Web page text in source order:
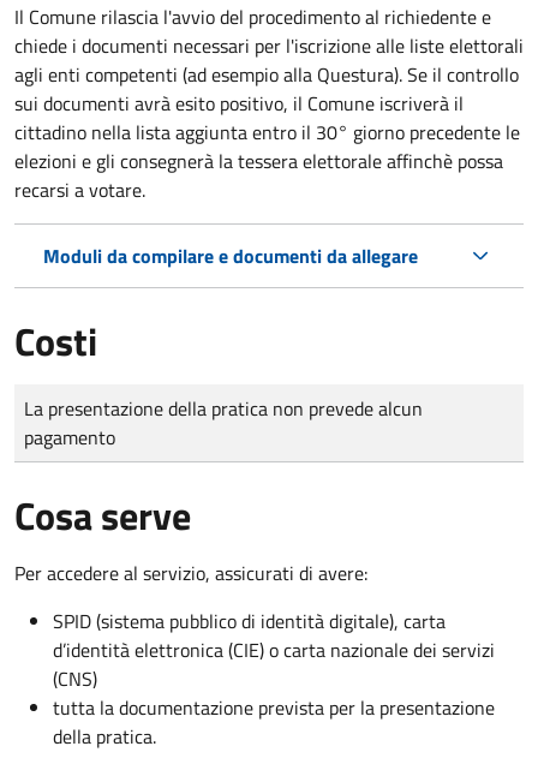
Il Comune rilascia l'avvio del procedimento al richiedente e
chiede i documenti necessari per l'iscrizione alle liste elettorali
agli enti competenti (ad esempio alla Questura). Se il controllo
sui documenti avrà esito positivo, il Comune iscriverà il
cittadino nella lista aggiunta entro il 30° giorno precedente le
elezioni e gli consegnerà la tessera elettorale affinchè possa
recarsi a votare.
Moduli da compilare e documenti da allegare
Costi
Tipo di pagamento
Importo
La presentazione della pratica non prevede alcun
pagamento
Cosa serve
Per accedere al servizio, assicurati di avere:
SPID (sistema pubblico di identità digitale), carta
d’identità elettronica (CIE) o carta nazionale dei servizi
(CNS)
tutta la documentazione prevista per la presentazione
della pratica.